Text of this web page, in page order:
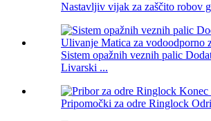
Nastavljiv vijak za zaščito robov
Sistem opažnih veznih palic
Livarski ...
Pripomočki za odre Ringlock